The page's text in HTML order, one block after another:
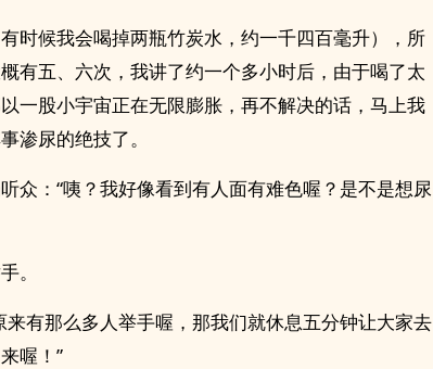
时候我会喝掉两瓶竹炭水，约一千四百毫升），所
有五、六次，我讲了约一个多小时后，由于喝了太
一股小宇宙正在无限膨胀，再不解决的话，马上我
渗尿的绝技了。
众：“咦？我好像看到有人面有难色喔？是不是想尿
。
来有那么多人举手喔，那我们就休息五分钟让大家去
喔！”